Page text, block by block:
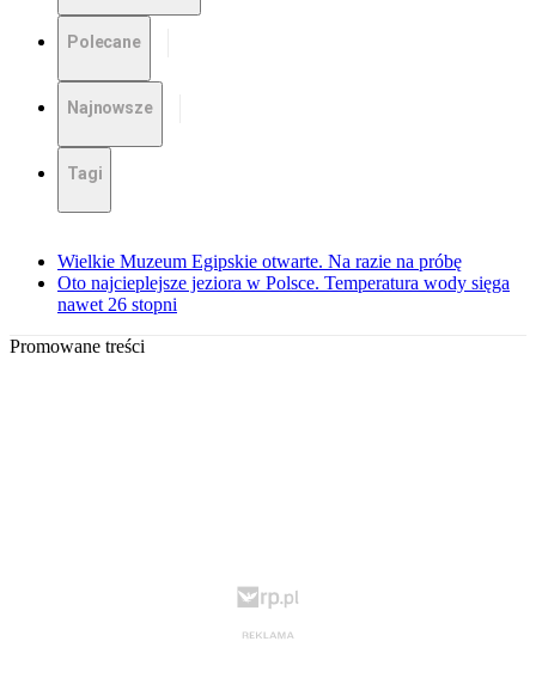
Polecane
Najnowsze
Tagi
Wielkie Muzeum Egipskie otwarte. Na razie na próbę
Oto najcieplejsze jeziora w Polsce. Temperatura wody sięga
nawet 26 stopni
Promowane treści